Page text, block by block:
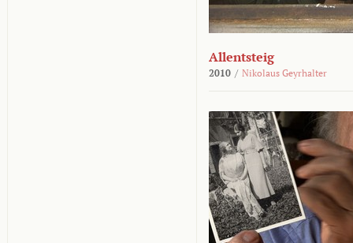
Allentsteig
2010 / Nikolaus Geyrhalter